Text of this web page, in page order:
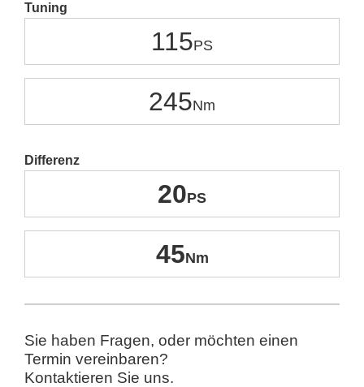
Tuning
115
245
Differenz
20
45
Sie haben Fragen, oder möchten einen
Termin vereinbaren?
Kontaktieren Sie uns.